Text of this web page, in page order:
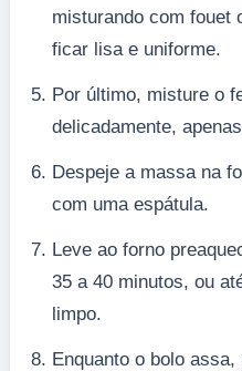
misturando com fouet
ficar lisa e uniforme.
Por último, misture o
delicadamente,
Despeje a massa na
com uma espátula.
Leve ao forno
35 a 40 minutos, ou
limpo.
Enquanto o bolo